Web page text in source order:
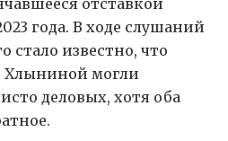
года. В ходе слушаний
стало известно, что
Хлыниной могли
деловых, хотя оба